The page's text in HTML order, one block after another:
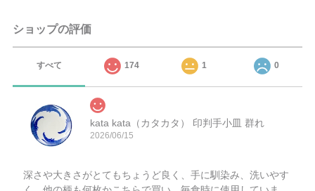
ショップの評価
すべて 174 1 0
kata kata（カタカタ） 印判手小皿 群れ
2026/06/15
深さや大きさがとてもちょうど良く、手に馴染み、洗いやす